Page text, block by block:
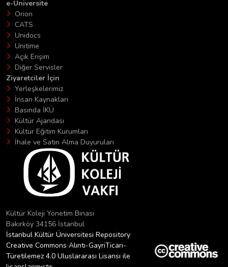
e-Üniversite
Orion
CATS
Unidocs
Unitime
Açık Erişim
Diğer Servisler
Ziyaretciler İçin
Yerleşkelerimiz
İnsan Kaynakları
Basında İKÜ
Kültür Ajandası
Kültür Eğitim Kurumları
İhale ve Satın Alma Duyuruları
Kültür Koleji Yönetim Binası
Bakırköy 34156 İstanbul
İstanbul Kültür Üniversitesi Repository
Creative Commons Alıntı-GayriTicari-
Türetilemez 4.0 Uluslararası Lisansı ile